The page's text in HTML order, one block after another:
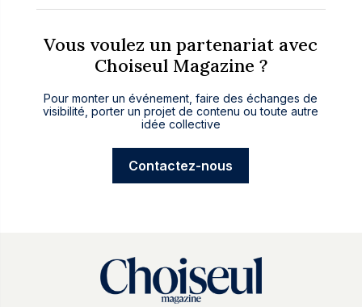
Vous voulez un partenariat avec
Choiseul Magazine ?
Pour monter un événement, faire des échanges de
visibilité, porter un projet de contenu ou toute autre
idée collective
Contactez-nous